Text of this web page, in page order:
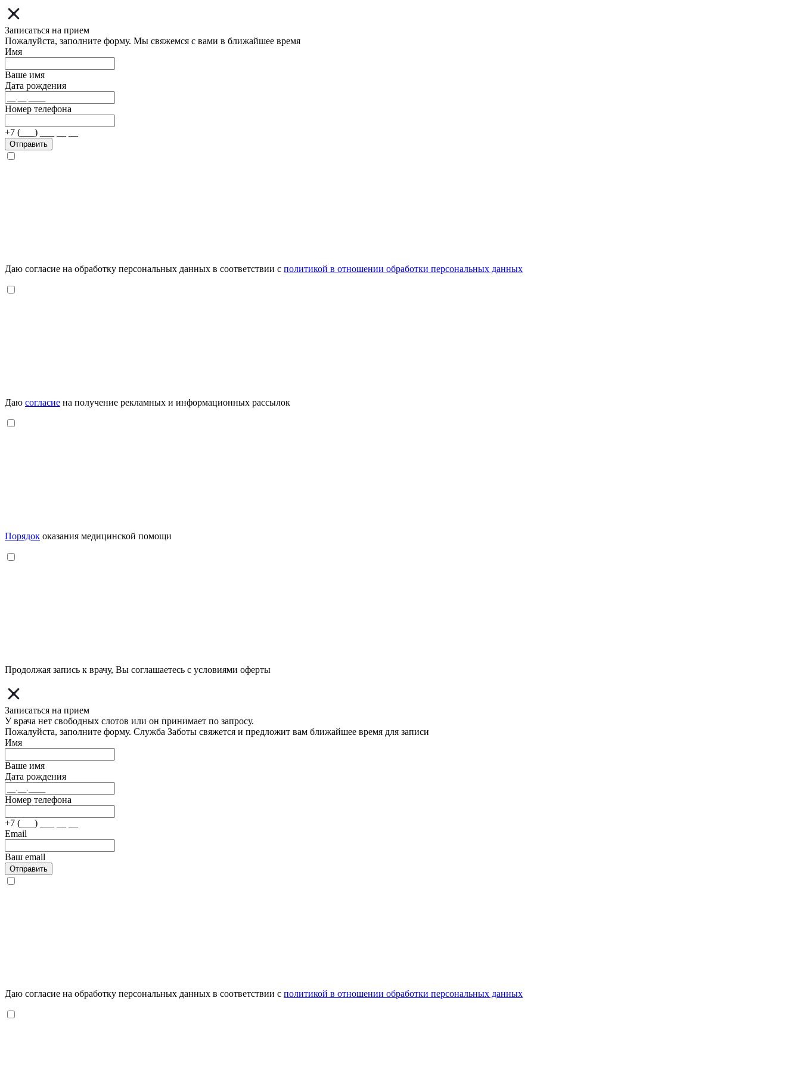
Записаться на прием
Пожалуйста, заполните форму. Мы свяжемся с вами в ближайшее время
Имя
Ваше имя
Дата рождения
Номер телефона
+7 (___) ___ __ __
Отправить
Даю согласие на обработку персональных данных в соответствии с политикой в отношении обработки персональных данных
Даю согласие на получение рекламных и информационных рассылок
Порядок оказания медицинской помощи
Продолжая запись к врачу, Вы соглашаетесь с условиями оферты
Записаться на прием
У врача нет свободных слотов или он принимает по запросу.
Пожалуйста, заполните форму. Служба Заботы свяжется и предложит вам ближайшее время для записи
Имя
Ваше имя
Дата рождения
Номер телефона
+7 (___) ___ __ __
Email
Ваш email
Отправить
Даю согласие на обработку персональных данных в соответствии с политикой в отношении обработки персональных данных